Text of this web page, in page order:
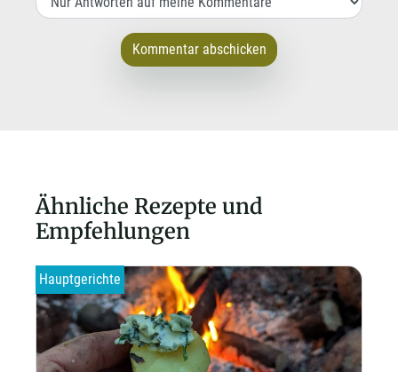
Kommentar abschicken
Ähnliche Rezepte und
Empfehlungen
Hauptgerichte